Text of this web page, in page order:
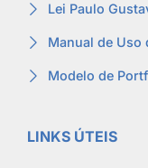
Lei Paulo
Manual de Uso
Modelo de
LINKS ÚTEIS